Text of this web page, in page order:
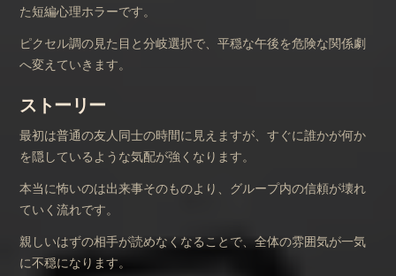
た短編心理ホラーです。
ピクセル調の見た目と分岐選択で、平穏な午後を危険な関係劇
へ変えていきます。
ストーリー
最初は普通の友人同士の時間に見えますが、すぐに誰かが何か
を隠しているような気配が強くなります。
本当に怖いのは出来事そのものより、グループ内の信頼が壊れ
ていく流れです。
親しいはずの相手が読めなくなることで、全体の雰囲気が一気
に不穏になります。